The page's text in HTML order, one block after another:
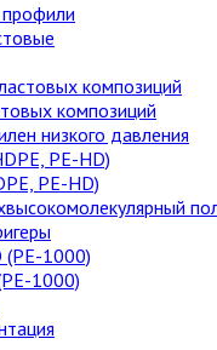
композиций
композиций
низкого давления
PE-HD)
PE-HD)
1000)
1000)